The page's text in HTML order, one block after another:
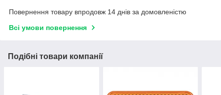
Повернення товару впродовж 14 днів за домовленістю
Всі умови повернення
Подібні товари компанії